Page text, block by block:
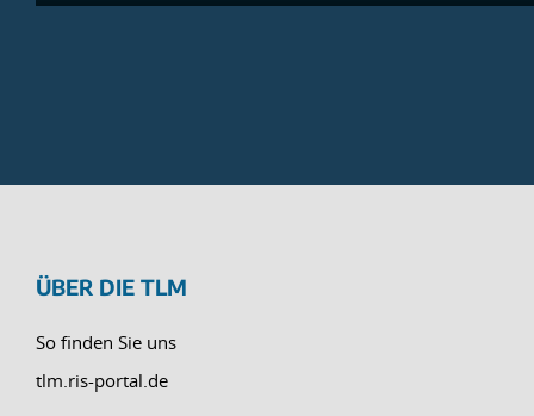
ÜBER DIE TLM
So finden Sie uns
tlm.ris-portal.de